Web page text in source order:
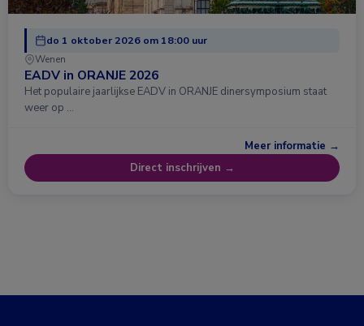
do 1 oktober 2026 om 18:00 uur
Wenen
EADV in ORANJE 2026
Het populaire jaarlijkse EADV in ORANJE dinersymposium staat
weer op …
Meer informatie →
Direct inschrijven →